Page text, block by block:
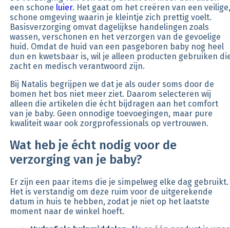
een schone luier. Het gaat om het creëren van een veilige,
schone omgeving waarin je kleintje zich prettig voelt.
Basisverzorging omvat dagelijkse handelingen zoals
wassen, verschonen en het verzorgen van de gevoelige
huid. Omdat de huid van een pasgeboren baby nog heel
dun en kwetsbaar is, wil je alleen producten gebruiken
zacht en medisch verantwoord zijn.
Bij Natalis begrijpen we dat je als ouder soms door de
bomen het bos niet meer ziet. Daarom selecteren wij
alleen die artikelen die écht bijdragen aan het comfort
van je baby. Geen onnodige toevoegingen, maar pure
kwaliteit waar ook zorgprofessionals op vertrouwen.
Wat heb je écht nodig voor de
verzorging van je baby?
Er zijn een paar items die je simpelweg elke dag gebruikt.
Het is verstandig om deze ruim voor de uitgerekende
datum in huis te hebben, zodat je niet op het laatste
moment naar de winkel hoeft.